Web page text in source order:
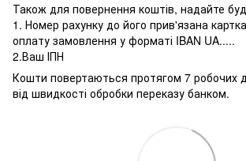
Також для повернення коштів, надайте
1. Номер рахунку до його прив'язана
оплату замовлення у форматі IBAN UA.....
2.Ваш ІПН
Кошти повертаються протягом 7 робочих
від швидкості обробки переказу банком.